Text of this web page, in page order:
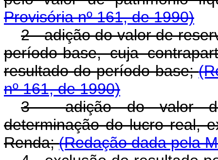
Provisória nº 161, de 1990)
2 - adição do valor de
período-base, cuja
resultado do período-base;
nº 161, de 1990)
3 - adição do valor
determinação do lucro real,
Renda;(Redação dada pela